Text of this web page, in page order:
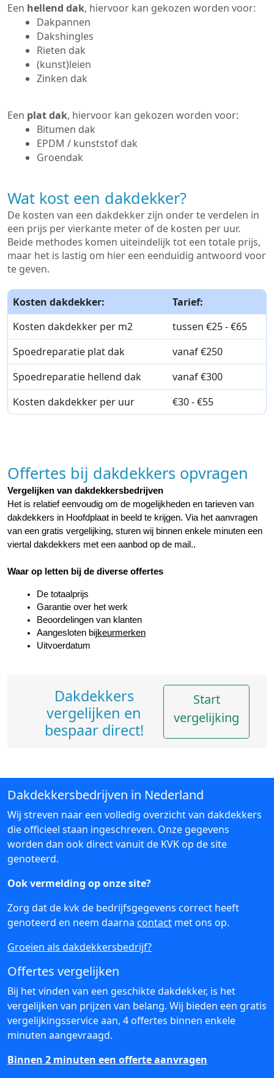
Een hellend dak, hiervoor kan gekozen worden voor:
Dakpannen
Dakshingles
Rieten dak
(kunst)leien
Zinken dak
Een plat dak, hiervoor kan gekozen worden voor:
Bitumen dak
EPDM / kunststof dak
Groendak
Wat kost een dakdekker?
De kosten van een dakdekker zijn onder te verdelen in
een prijs per vierkante meter of de kosten per uur.
Beide methodes komen uiteindelijk tot een totale prijs,
maar het is lastig om hier een eenduidig antwoord voor
te geven.
Kosten dakdekker:
Tarief:
Kosten dakdekker per m2
tussen €25 - €65
Spoedreparatie plat dak
vanaf €250
Spoedreparatie hellend dak
vanaf €300
Kosten dakdekker per uur
€30 - €55
Offertes bij dakdekkers opvragen
Vergelijken van dakdekkersbedrijven
Het is relatief eenvoudig om de mogelijkheden en tarieven van
dakdekkers in Hoofdplaat in beeld te krijgen. Via het aanvragen
van een gratis vergelijking, sturen wij binnen enkele minuten een
viertal dakdekkers met een aanbod op de mail..
Waar op letten bij de diverse offertes
De totaalprijs
Garantie over het werk
Beoordelingen van klanten
Aangesloten bijkeurmerken
Uitvoerdatum
Dakdekkers
vergelijken en
bespaar direct!
Start
vergelijking
Dakdekkersbedrijven in Nederland
Wij streven naar een volledig overzicht van dakdekkers
die officieel staan ingeschreven. Onze gegevens
worden dan ook direct vanuit de KVK op de site
genoteerd.
Ook vermelding op onze site?
Zorg dat de kvk de bedrijfsgegevens correct heeft
genoteerd en neem daarna contact met ons op.
Groeien als dakdekkersbedrijf?
Offertes vergelijken
Bij het vinden van een geschikte dakdekker, is het
vergelijken van prijzen van belang. Wij bieden een gratis
vergelijkingsservice aan, 4 offertes binnen enkele
minuten aangevraagd.
Binnen 2 minuten een offerte aanvragen